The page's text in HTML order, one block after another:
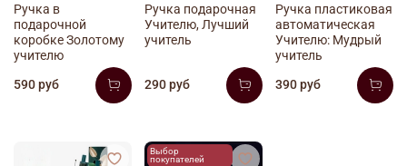
Ручка в
подарочной
коробке Золотому
учителю
590 руб
Ручка подарочная
Учителю, Лучший
учитель
290 руб
Ручка пластиковая
автоматическая
Учителю: Мудрый
учитель
390 руб
Выбор
покупателей